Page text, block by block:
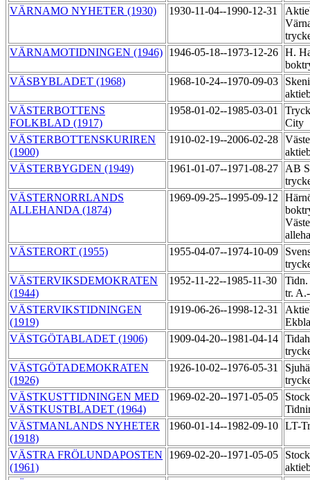
VÄRNAMO NYHETER (1930)
1930-11-04--1990-12-31
VÄRNAMOTIDNINGEN (1946) 1946-05-18--1973-12-26 H.
VÄSBYBLADET (1968)
1968-10-24--1970-09-03
VÄSTERBOTTENS
FOLKBLAD (1917)
1958-01-02--1985-03-01
City
VÄSTERBOTTENSKURIREN
(1900)
1910-02-19--2006-02-28
VÄSTERBYGDEN (1949)
1961-01-07--1971-08-27
AB
VÄSTERNORRLANDS
ALLEHANDA (1874)
1969-09-25--1995-09-12
VÄSTERORT (1955)
1955-04-07--1974-10-09
VÄSTERVIKSDEMOKRATEN
(1944)
1952-11-22--1985-11-30
Tidn.
tr.
VÄSTERVIKSTIDNINGEN
(1919)
1919-06-26--1998-12-31
VÄSTGÖTABLADET (1906)
1909-04-20--1981-04-14
VÄSTGÖTADEMOKRATEN
(1926)
1926-10-02--1976-05-31
VÄSTKUSTTIDNINGEN MED
VÄSTKUSTBLADET (1964)
1969-02-20--1971-05-05
VÄSTMANLANDS NYHETER
(1918)
1960-01-14--1982-09-10 LT-
VÄSTRA FRÖLUNDAPOSTEN
(1961)
1969-02-20--1971-05-05